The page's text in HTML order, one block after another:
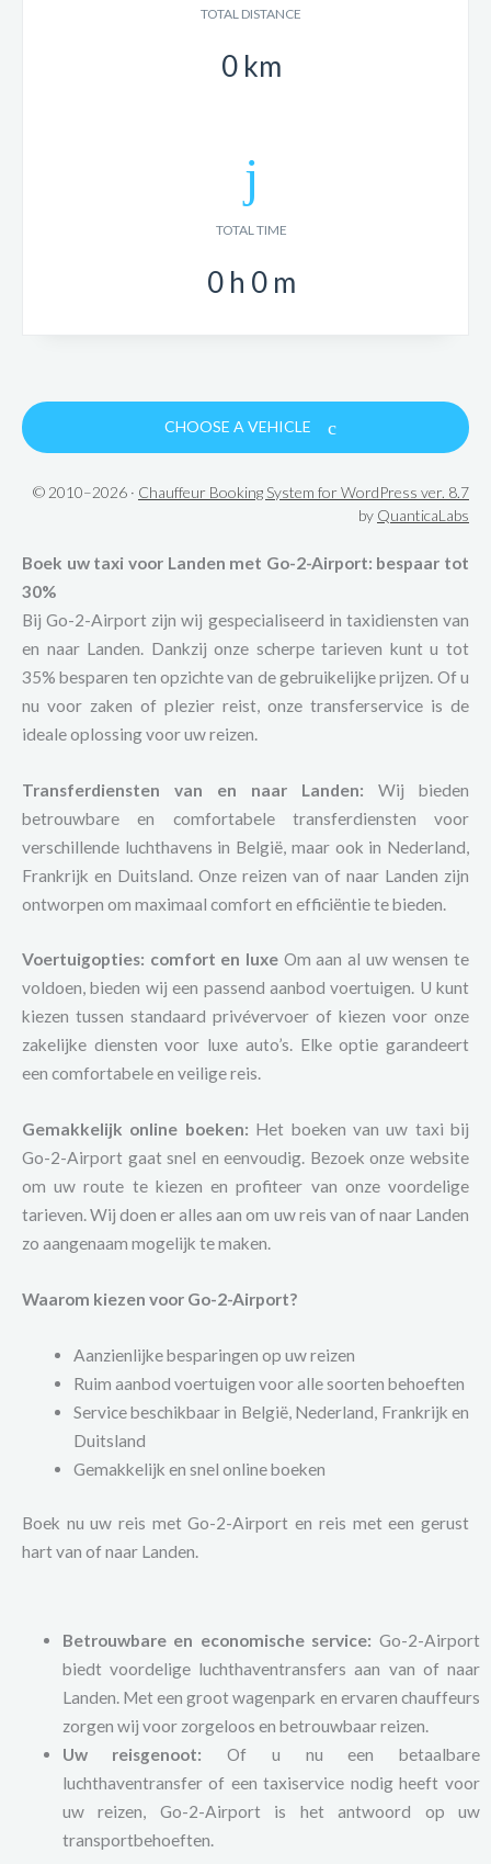
TOTAL DISTANCE
0 km
TOTAL TIME
0 h 0 m
CHOOSE A VEHICLE
© 2010–2026 · Chauffeur Booking System for WordPress ver. 8.7
by QuanticaLabs
Boek uw taxi voor Landen met Go-2-Airport: bespaar tot
30%
Bij Go-2-Airport zijn wij gespecialiseerd in taxidiensten van
en naar Landen. Dankzij onze scherpe tarieven kunt u tot
35% besparen ten opzichte van de gebruikelijke prijzen. Of u
nu voor zaken of plezier reist, onze transferservice is de
ideale oplossing voor uw reizen.
Transferdiensten van en naar Landen: Wij bieden
betrouwbare en comfortabele transferdiensten voor
verschillende luchthavens in België, maar ook in Nederland,
Frankrijk en Duitsland. Onze reizen van of naar Landen zijn
ontworpen om maximaal comfort en efficiëntie te bieden.
Voertuigopties: comfort en luxe Om aan al uw wensen te
voldoen, bieden wij een passend aanbod voertuigen. U kunt
kiezen tussen standaard privévervoer of kiezen voor onze
zakelijke diensten voor luxe auto’s. Elke optie garandeert
een comfortabele en veilige reis.
Gemakkelijk online boeken: Het boeken van uw taxi bij
Go-2-Airport gaat snel en eenvoudig. Bezoek onze website
om uw route te kiezen en profiteer van onze voordelige
tarieven. Wij doen er alles aan om uw reis van of naar Landen
zo aangenaam mogelijk te maken.
Waarom kiezen voor Go-2-Airport?
Aanzienlijke besparingen op uw reizen
Ruim aanbod voertuigen voor alle soorten behoeften
Service beschikbaar in België, Nederland, Frankrijk en
Duitsland
Gemakkelijk en snel online boeken
Boek nu uw reis met Go-2-Airport en reis met een gerust
hart van of naar Landen.
Betrouwbare en economische service: Go-2-Airport
biedt voordelige luchthaventransfers aan van of naar
Landen. Met een groot wagenpark en ervaren chauffeurs
zorgen wij voor zorgeloos en betrouwbaar reizen.
Uw reisgenoot: Of u nu een betaalbare
luchthaventransfer of een taxiservice nodig heeft voor
uw reizen, Go-2-Airport is het antwoord op uw
transportbehoeften.